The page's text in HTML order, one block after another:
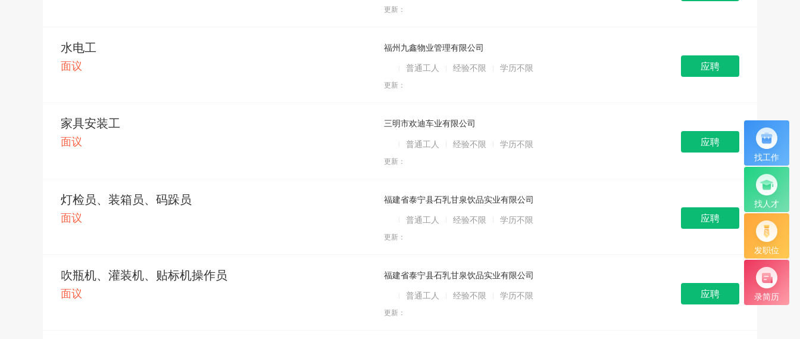
找工作
找人才
发职位
录简历
企业单位
其他岗位
更新：
水电工
面议
福州九鑫物业管理有限公司
普通工人
经验不限 学历不限
更新：
应聘
家具安装工
面议
三明市欢迪车业有限公司
普通工人
经验不限 学历不限
更新：
应聘
灯检员、装箱员、码跺员
面议
福建省泰宁县石乳甘泉饮品实业有限公司
普通工人
经验不限 学历不限
更新：
应聘
吹瓶机、灌装机、贴标机操作员
面议
福建省泰宁县石乳甘泉饮品实业有限公司
普通工人
经验不限 学历不限
更新：
应聘